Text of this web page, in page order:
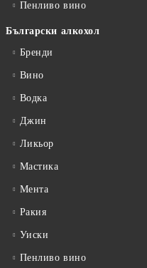
Пенливо вино
Български алкохол
Бренди
Вино
Водка
Джин
Ликьор
Мастика
Мента
Ракия
Уиски
Пенливо вино